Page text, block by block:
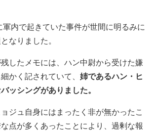
軍内で起きていた事件が世間に明るみに
なりました。
したメモには、ハン中尉から受けた嫌
かく記されていて、 姉であるハン・ヒ
ッシングがありました。
ジュ自身にはまったく非が無かったこ
点が多くあったことにより、過剰な報